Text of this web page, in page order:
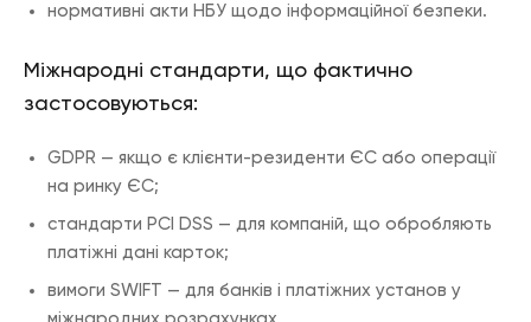
нормативні акти НБУ щодо інформаційної безпеки.
Міжнародні стандарти, що фактично
застосовуються:
GDPR — якщо є клієнти-резиденти ЄС або операції
на ринку ЄС;
стандарти PCI DSS — для компаній, що обробляють
платіжні дані карток;
вимоги SWIFT — для банків і платіжних установ у